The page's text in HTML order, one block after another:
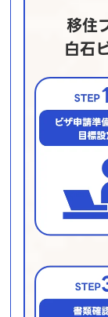
移住
白石